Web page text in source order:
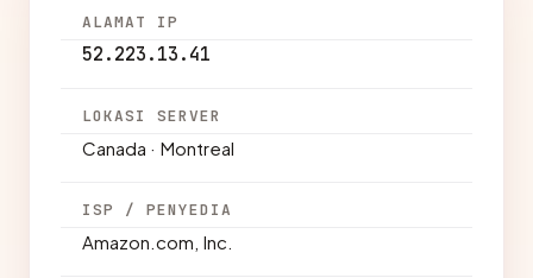
ALAMAT IP
52.223.13.41
LOKASI SERVER
Canada · Montreal
ISP / PENYEDIA
Amazon.com, Inc.